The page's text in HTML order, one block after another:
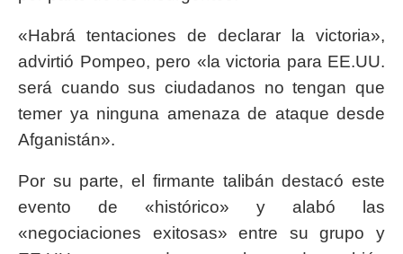
«Habrá tentaciones de declarar la victoria»,
advirtió Pompeo, pero «la victoria para EE.UU.
será cuando sus ciudadanos no tengan que
temer ya ninguna amenaza de ataque desde
Afganistán».
Por su parte, el firmante talibán destacó este
evento de «histórico» y alabó las
«negociaciones exitosas» entre su grupo y